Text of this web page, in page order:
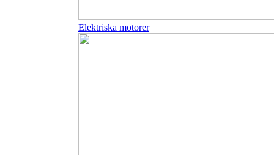
Elektriska motorer